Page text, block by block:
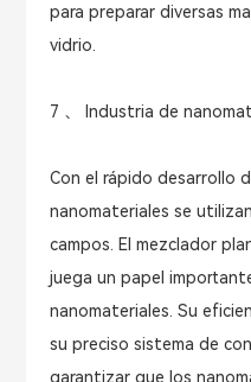
para preparar diversas
vidrio.
7 、 Industria de
Con el rápido desarrollo
nanomateriales se
campos. El mezclador
juega un papel
nanomateriales. Su
su preciso sistema de
garantizar que los